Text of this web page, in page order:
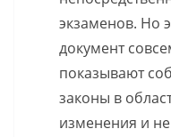
экзаменов. Но
документ
показывают
законы в
изменения и не